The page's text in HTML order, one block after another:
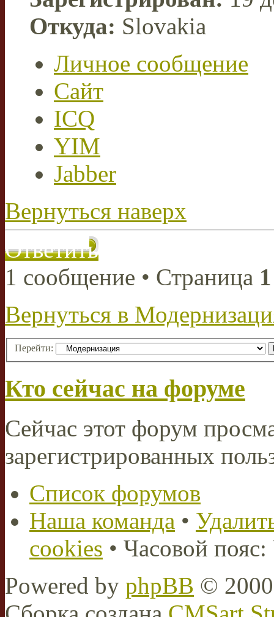
Откуда: Slovakia
Личное сообщение
Сайт
ICQ
YIM
Jabber
Вернуться наверх
Ответить
1 сообщение • Страница 1
Вернуться в
Перейти:
Кто сейчас на форуме
Сейчас этот форум
зарегистрированных
Список форумов
Наша команда •
cookies • Часовой
Powered by phpBB ©